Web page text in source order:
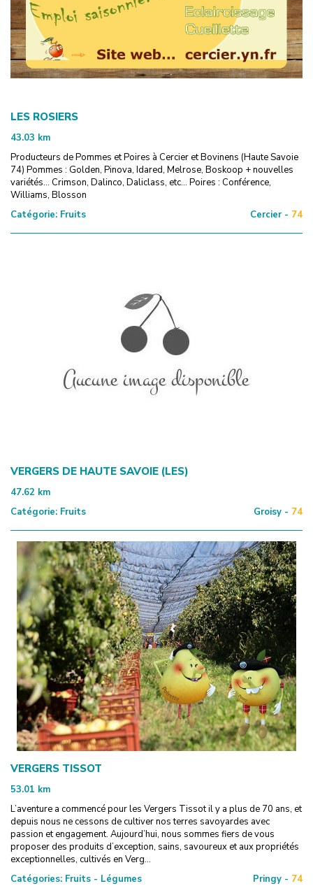
LES ROSIERS
43.03 km
Producteurs de Pommes et Poires à Cercier et Bovinens (Haute Savoie
74) Pommes : Golden, Pinova, Idared, Melrose, Boskoop + nouvelles
variétés... Crimson, Dalinco, Daliclass, etc... Poires : Conférence,
Williams, Blosson
Catégorie: Fruits Cercier - 74
VERGERS DE HAUTE SAVOIE (LES)
47.62 km
Catégorie: Fruits Groisy - 74
VERGERS TISSOT
53.01 km
L’aventure a commencé pour les Vergers Tissot il y a plus de 70 ans, et
depuis nous ne cessons de cultiver nos terres savoyardes avec
passion et engagement. Aujourd’hui, nous sommes fiers de vous
proposer des produits d’exception, sains, savoureux et aux propriétés
exceptionnelles, cultivés en Verg...
Catégories: Fruits - Légumes Pringy - 74